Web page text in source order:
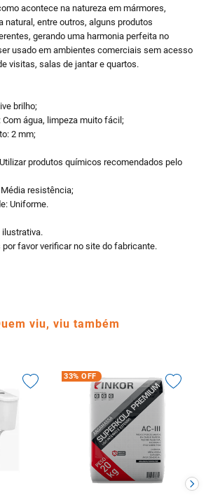
acontece na natureza em mármores,
natural, entre outros, alguns produtos
gerando uma harmonia perfeita no
usado em ambientes comerciais sem acesso
visitas, salas de jantar e quartos.
brilho;
água, limpeza muito fácil;
2 mm;
produtos químicos recomendados pelo
resistência;
Uniforme.
favor verificar no site do fabricante.
viu, viu também
33% OFF